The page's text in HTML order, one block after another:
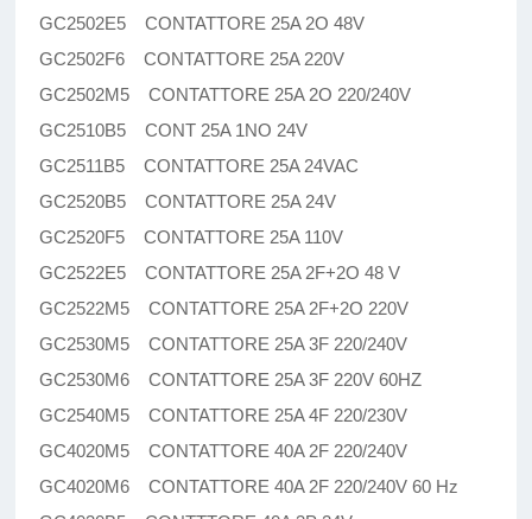
GC2502E5 CONTATTORE 25A 2O 48V
GC2502F6 CONTATTORE 25A 220V
GC2502M5 CONTATTORE 25A 2O 220/240V
GC2510B5 CONT 25A 1NO 24V
GC2511B5 CONTATTORE 25A 24VAC
GC2520B5 CONTATTORE 25A 24V
GC2520F5 CONTATTORE 25A 110V
GC2522E5 CONTATTORE 25A 2F+2O 48 V
GC2522M5 CONTATTORE 25A 2F+2O 220V
GC2530M5 CONTATTORE 25A 3F 220/240V
GC2530M6 CONTATTORE 25A 3F 220V 60HZ
GC2540M5 CONTATTORE 25A 4F 220/230V
GC4020M5 CONTATTORE 40A 2F 220/240V
GC4020M6 CONTATTORE 40A 2F 220/240V 60 Hz